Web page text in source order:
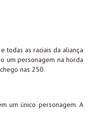
todas as raciais da aliança
um personagem na horda
nas 250.
um único personagem. A